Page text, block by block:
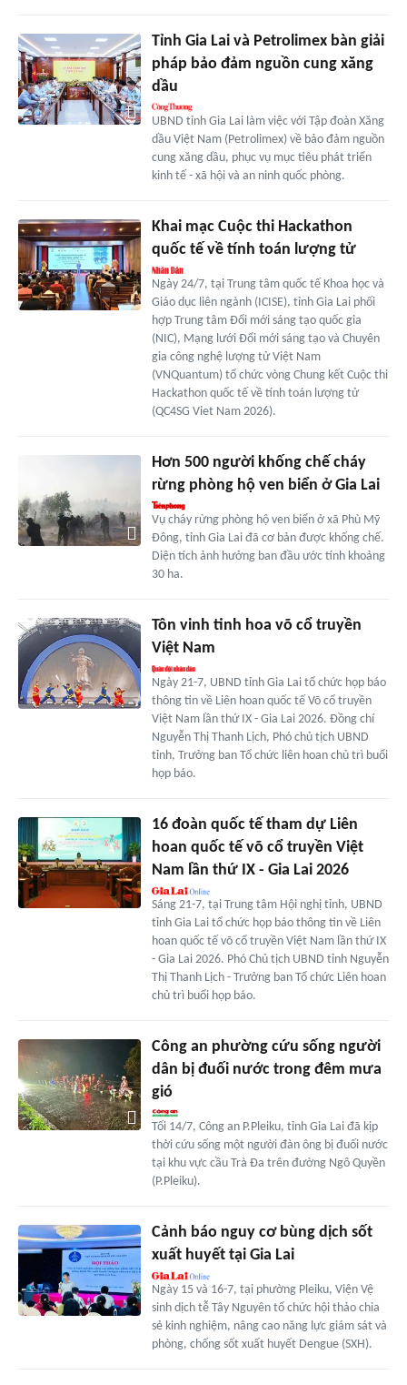
Tỉnh Gia Lai và Petrolimex bàn giải
pháp bảo đảm nguồn cung xăng
dầu
UBND tỉnh Gia Lai làm việc với Tập đoàn Xăng
dầu Việt Nam (Petrolimex) về bảo đảm nguồn
cung xăng dầu, phục vụ mục tiêu phát triển
kinh tế - xã hội và an ninh quốc phòng.
Khai mạc Cuộc thi Hackathon
quốc tế về tính toán lượng tử
Ngày 24/7, tại Trung tâm quốc tế Khoa học và
Giáo dục liên ngành (ICISE), tỉnh Gia Lai phối
hợp Trung tâm Đổi mới sáng tạo quốc gia
(NIC), Mạng lưới Đổi mới sáng tạo và Chuyên
gia công nghệ lượng tử Việt Nam
(VNQuantum) tổ chức vòng Chung kết Cuộc thi
Hackathon quốc tế về tính toán lượng tử
(QC4SG Viet Nam 2026).
Hơn 500 người khống chế cháy
rừng phòng hộ ven biển ở Gia Lai
Vụ cháy rừng phòng hộ ven biển ở xã Phù Mỹ
Đông, tỉnh Gia Lai đã cơ bản được khống chế.
Diện tích ảnh hưởng ban đầu ước tính khoảng
30 ha.
Tôn vinh tinh hoa võ cổ truyền
Việt Nam
Ngày 21-7, UBND tỉnh Gia Lai tổ chức họp báo
thông tin về Liên hoan quốc tế Võ cổ truyền
Việt Nam lần thứ IX - Gia Lai 2026. Đồng chí
Nguyễn Thị Thanh Lịch, Phó chủ tịch UBND
tỉnh, Trưởng ban Tổ chức liên hoan chủ trì buổi
họp báo.
16 đoàn quốc tế tham dự Liên
hoan quốc tế võ cổ truyền Việt
Nam lần thứ IX - Gia Lai 2026
Sáng 21-7, tại Trung tâm Hội nghị tỉnh, UBND
tỉnh Gia Lai tổ chức họp báo thông tin về Liên
hoan quốc tế võ cổ truyền Việt Nam lần thứ IX
- Gia Lai 2026. Phó Chủ tịch UBND tỉnh Nguyễn
Thị Thanh Lịch - Trưởng ban Tổ chức Liên hoan
chủ trì buổi họp báo.
Công an phường cứu sống người
dân bị đuối nước trong đêm mưa
gió
Tối 14/7, Công an P.Pleiku, tỉnh Gia Lai đã kịp
thời cứu sống một người đàn ông bị đuối nước
tại khu vực cầu Trà Đa trên đường Ngô Quyền
(P.Pleiku).
Cảnh báo nguy cơ bùng dịch sốt
xuất huyết tại Gia Lai
Ngày 15 và 16-7, tại phường Pleiku, Viện Vệ
sinh dịch tễ Tây Nguyên tổ chức hội thảo chia
sẻ kinh nghiệm, nâng cao năng lực giám sát và
phòng, chống sốt xuất huyết Dengue (SXH).